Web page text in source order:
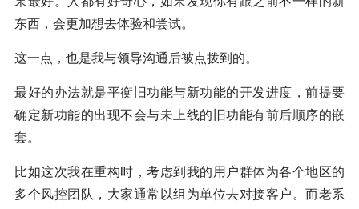
东西，会更加想去体验和尝试。
这一点，也是我与领导沟通后被点拨到的。
最好的办法就是平衡旧功能与新功能的开发进度，前提要
确定新功能的出现不会与未上线的旧功能有前后顺序的嵌
套。
比如这次我在重构时，考虑到我的用户群体为各个地区的
多个风控团队，大家通常以组为单位去对接客户。而老系